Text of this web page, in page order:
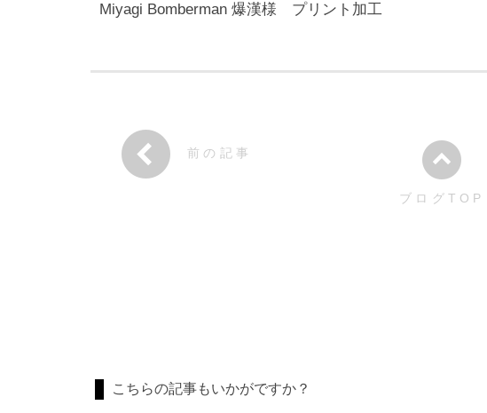
Miyagi Bomberman 爆漢様 プリント加工
前の記事
ブログTOP
こちらの記事もいかがですか？